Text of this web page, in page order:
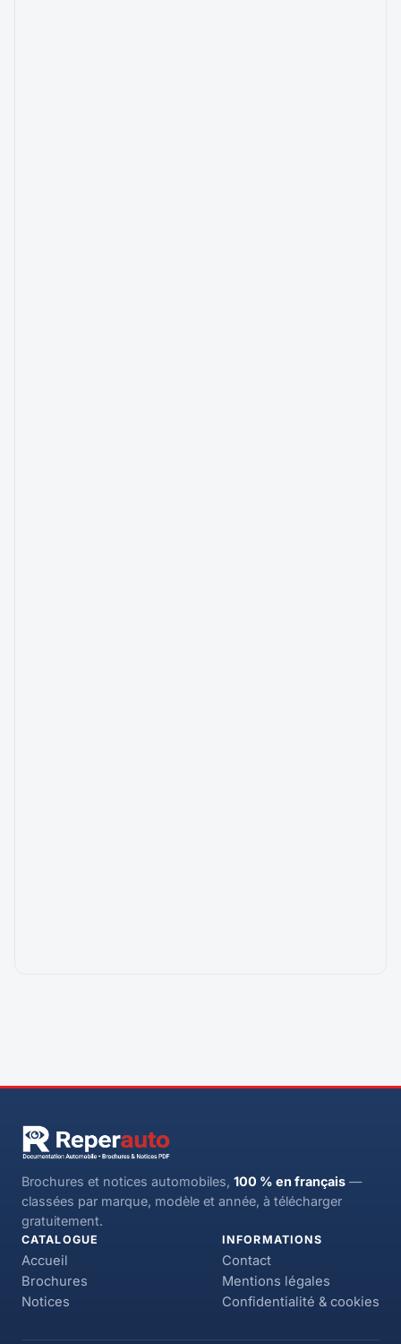
Brochures et notices automobiles, 100 % en français —
classées par marque, modèle et année, à télécharger
gratuitement.
CATALOGUE
Accueil
Brochures
Notices
INFORMATIONS
Contact
Mentions légales
Confidentialité & cookies